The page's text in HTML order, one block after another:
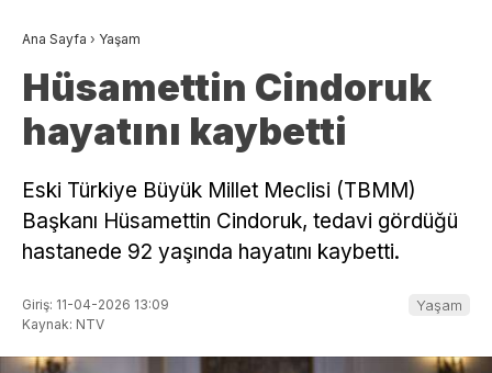
Ana Sayfa › Yaşam
Hüsamettin Cindoruk
hayatını kaybetti
Eski Türkiye Büyük Millet Meclisi (TBMM)
Başkanı Hüsamettin Cindoruk, tedavi gördüğü
hastanede 92 yaşında hayatını kaybetti.
Giriş: 11-04-2026 13:09
Kaynak: NTV
Yaşam